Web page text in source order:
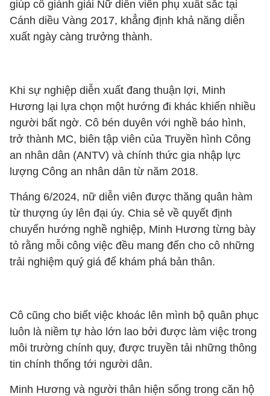
giúp cô giành giải Nữ diễn viên phụ xuất sắc tại
Cánh diều Vàng 2017, khẳng định khả năng diễn
xuất ngày càng trưởng thành.
Khi sự nghiệp diễn xuất đang thuận lợi, Minh
Hương lại lựa chọn một hướng đi khác khiến nhiều
người bất ngờ. Cô bén duyên với nghề báo hình,
trở thành MC, biên tập viên của Truyền hình Công
an nhân dân (ANTV) và chính thức gia nhập lực
lượng Công an nhân dân từ năm 2018.
Tháng 6/2024, nữ diễn viên được thăng quân hàm
từ thượng úy lên đại úy. Chia sẻ về quyết định
chuyển hướng nghề nghiệp, Minh Hương từng bày
tỏ rằng mỗi công việc đều mang đến cho cô những
trải nghiệm quý giá để khám phá bản thân.
Cô cũng cho biết việc khoác lên mình bộ quân phục
luôn là niềm tự hào lớn lao bởi được làm việc trong
môi trường chính quy, được truyền tải những thông
tin chính thống tới người dân.
Minh Hương và người thân hiện sống trong căn hộ